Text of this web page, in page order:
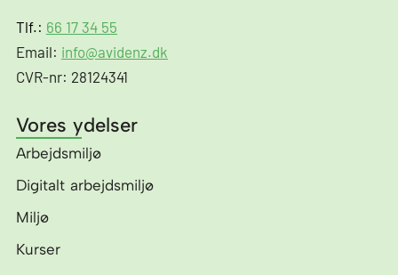
Tlf.: 66 17 34 55
Email: info@avidenz.dk
CVR-nr: 28124341
Vores ydelser
Arbejdsmiljø
Digitalt arbejdsmiljø
Miljø
Kurser